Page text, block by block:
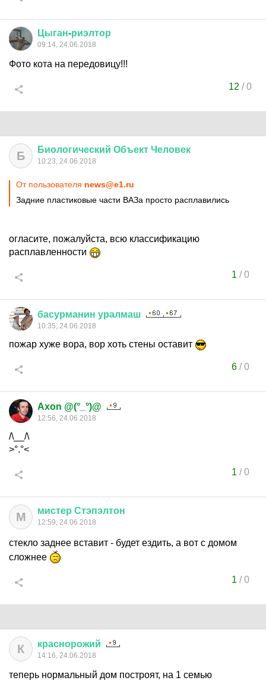
Цыган-риэлтор
09:14, 24.06.2018
Фото кота на передовицу!!!
12 /0
Б Биологический Объект Человек
10:23, 24.06.2018
От пользователя news@e1.ru
Задние пластиковые части ВАЗа просто расплавились
огласите, пожалуйста, всю классификацию
расплавленности
1 /0
басурманин уралмаш
10:35, 24.06.2018
пожар хуже вора, вор хоть стены оставит
6/0
Axon @(°_°)@
12:56, 24.06.2018
/\__/\
>°.°<
1 /0
М мистер Стэпэлтон
12:59, 24.06.2018
стекло заднее вставит - будет ездить, а вот с домом
сложнее
1 /0
К краснорожий
14:16, 24.06.2018
теперь нормальный дом построят, на 1 семью